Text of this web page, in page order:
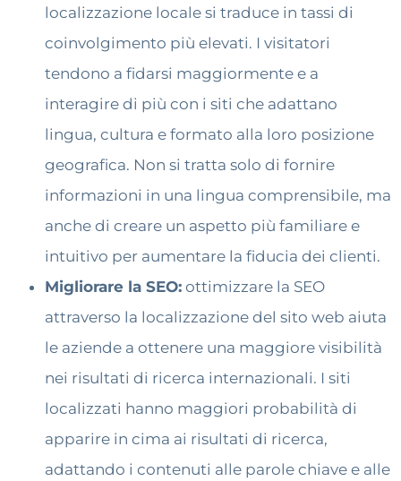
localizzazione locale si traduce in tassi di
coinvolgimento più elevati. I visitatori
tendono a fidarsi maggiormente e a
interagire di più con i siti che adattano
lingua, cultura e formato alla loro posizione
geografica. Non si tratta solo di fornire
informazioni in una lingua comprensibile, ma
anche di creare un aspetto più familiare e
intuitivo per aumentare la fiducia dei clienti.
Migliorare la SEO: ottimizzare la SEO
attraverso la localizzazione del sito web aiuta
le aziende a ottenere una maggiore visibilità
nei risultati di ricerca internazionali. I siti
localizzati hanno maggiori probabilità di
apparire in cima ai risultati di ricerca,
adattando i contenuti alle parole chiave e alle